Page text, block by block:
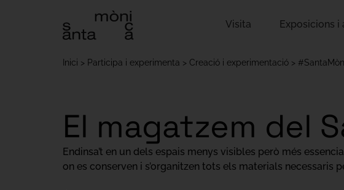
Visita Exposicions i
Inici Participa i experimenta Creació i experimentació
El magatzem del
Endinsa’t en un dels espais menys visibles però més
on es conserven i s’organitzen tots els materials necessaris